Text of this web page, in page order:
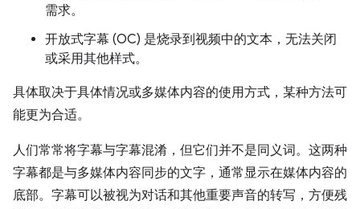
需求。
开放式字幕 (OC) 是烧录到视频中的文本，无法关闭
或采用其他样式。
具体取决于具体情况或多媒体内容的使用方式，某种方法可
能更为合适。
人们常常将字幕与字幕混淆，但它们并不是同义词。这两种
字幕都是与多媒体内容同步的文字，通常显示在媒体内容的
底部。字幕可以被视为对话和其他重要声音的转写，方便残